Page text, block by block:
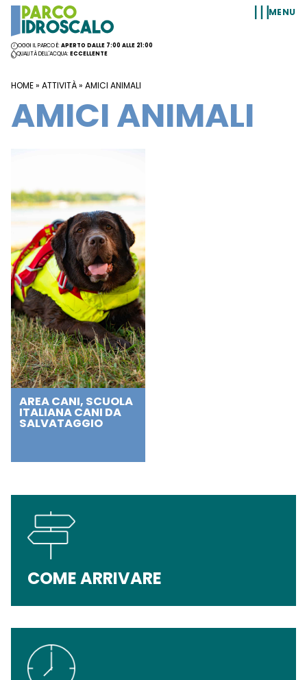
Vai al contenuto
OGGI IL PARCO È:APERTO DALLE 7:00 ALLE 21:00
QUALITÀ DELL'ACQUA:ECCELLENTE
MENU
HOME» ATTIVITÀ» AMICI ANIMALI
AMICI ANIMALI
AREA CANI, SCUOLA
ITALIANA CANI DA
SALVATAGGIO
COME ARRIVARE